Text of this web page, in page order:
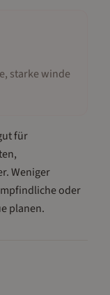
starke winde
für
.Weniger
oder
planen.